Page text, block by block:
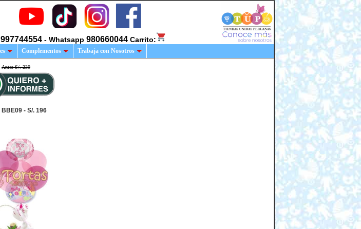
997744554 - Whatsapp 980660044 Carrito:
Complementos Trabaja con Nosotros
Antes S/. 239
BBE09 - S/. 196